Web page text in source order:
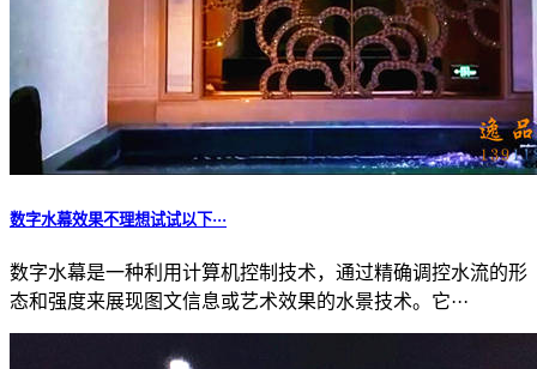
数字水幕效果不理想试试以下···
数字水幕是一种利用计算机控制技术，通过精确调控水流的形
态和强度来展现图文信息或艺术效果的水景技术。它···